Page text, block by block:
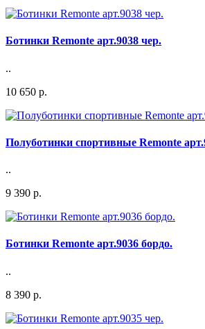
Ботинки Remonte арт.9038 чер.
..
10 650 р.
Полуботинки спортивные Remonte
..
9 390 р.
Ботинки Remonte арт.9036 бордо.
..
8 390 р.